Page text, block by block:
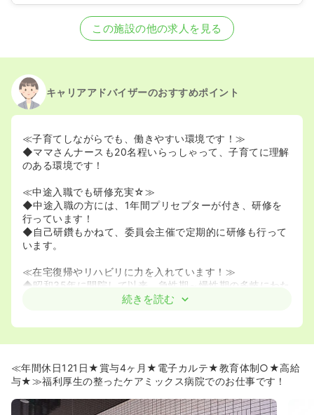
この施設の他の求人を見る
キャリアアドバイザーのおすすめポイント
≪子育てしながらでも、働きやすい環境です！≫
◆ママさんナースも20名程いらっしゃって、子育てに理解
のある環境です！
≪中途入職でも研修充実☆≫
◆中途入職の方には、1年間プリセプターが付き、研修を
行っています！
◆自己研鑽もかねて、委員会主催で定期的に研修も行って
います。
≪在宅復帰やリハビリに力を入れています！≫
◆昭和35年に開院して以来、急性期～慢性期の多岐にわた
る症状に対応して来たケアミックス病院です。リハビリに
ージャー等の多職種間の連携にも力を入れており、質の高
≪借り上げ寮を利用することができるので、転居希望の方
にもオススメの職場です☆≫
です！！
続きを読む
≪年間休日121日★賞与4ヶ月★電子カルテ★教育体制○★高給
与★≫福利厚生の整ったケアミックス病院でのお仕事です！